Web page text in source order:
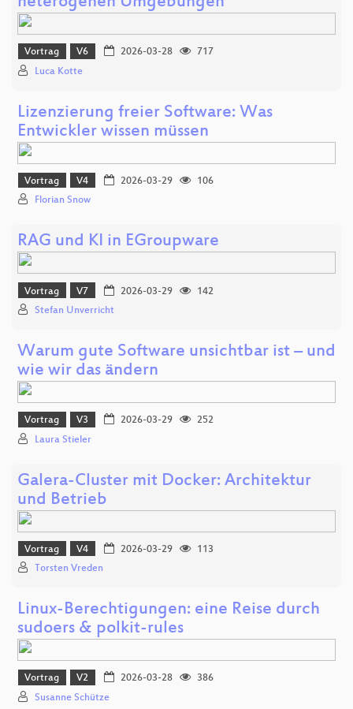
Vortrag V6 2026-03-28
717
Luca Kotte
Lizenzierung freier Software: Was
Entwickler wissen müssen
Vortrag V4 2026-03-29
106
Florian Snow
RAG und KI in EGroupware
Vortrag V7 2026-03-29
142
Stefan Unverricht
Warum gute Software unsichtbar ist – und
wie wir das ändern
Vortrag V3 2026-03-29
252
Laura Stieler
Galera-Cluster mit Docker: Architektur
und Betrieb
Vortrag V4 2026-03-29
113
Torsten Vreden
Linux-Berechtigungen: eine Reise durch
sudoers & polkit-rules
Vortrag V2 2026-03-28
386
Susanne Schütze